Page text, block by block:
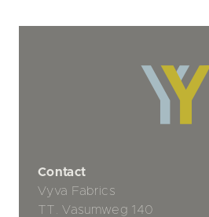
Contact
Vyva Fabrics
TT. Vasumweg 140